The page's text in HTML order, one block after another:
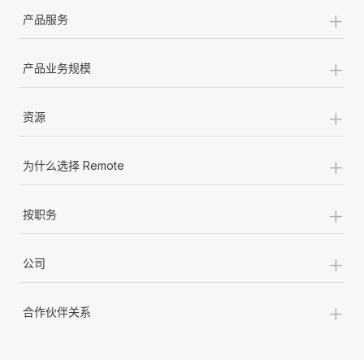
产品服务 +
产品业务规模 +
资源 +
为什么选择 Remote +
按职务 +
公司 +
合作伙伴关系 +